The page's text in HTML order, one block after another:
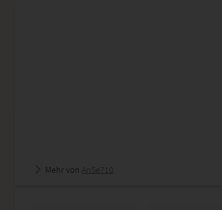
Mehr von AnSe710